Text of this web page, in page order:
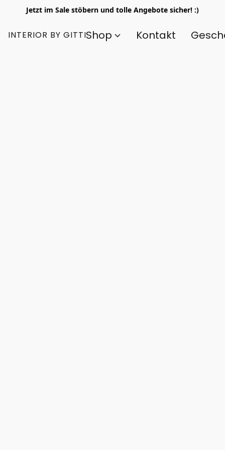
Jetzt im Sale stöbern und tolle Angebote sicher! :)
INTERIOR BY GITTIShop Kontakt